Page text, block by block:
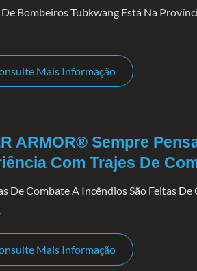
Bombeiros Tubkwang Está Na
Mais Informação
ARMOR® Sempre
Com Trajes De
De Combate A Incêndios São Feitas
Mais Informação